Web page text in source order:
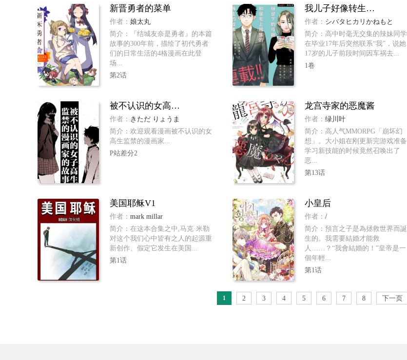
新晋勇者的菜单
作者： 娘太丸
简介：『结城友奈是勇者』的本篇
故事的300年前，描绘了初代勇者
们的日常生活的4格漫画在此登
场...
第2话
我儿子好像转生去异世界了 完全版
作者： シバタヒカリかねもと
简介：高中时毫无交集的辣妹同学
在毕业17年后突然联系“我”，说她
17岁的儿子前段时间因车祸去...
1卷
被不认识的女高生监禁的漫画家
作者： きただ りょうま
简介：欢迎观看漫画被不认识的女
高生监禁的漫画家...
P站差分2
龙宫寺家的恶魔酱
作者： 绿川叶
简介：高人气MMORPG「崩坏幻
想」。大小姐在刚更新完游戏准备
学习新技能的时候竟然召唤出了
恶...
第13话
美国耶稣V1
作者： mark millar
简介：在这本合集之中,马克·米勒
对这个我们心中皆有之人的起源重
新创作、假定它发生在美国...
第1话
小皇后
作者： /
简介：預言之子是為拯救世界而誕
生的。我需要結婚才能救
人……？“我會結婚的！”皇帝是一
個年輕...
第1话
1 2 3 4 5 6 7 8 下一页